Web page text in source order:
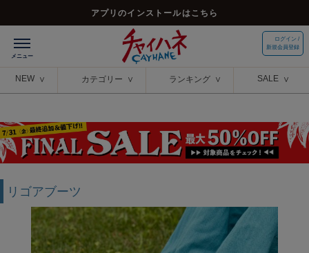
アプリのインストールはこちら
ログイン /
新規会員登録
NEW カテゴリー ランキング SALE
リゴアブーツ